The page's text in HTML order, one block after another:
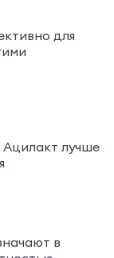
для
лучше
в